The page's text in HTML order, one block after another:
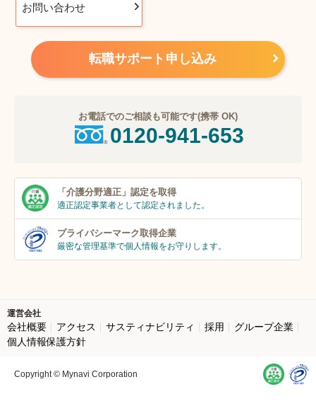
お問い合わせ
転職サポート申し込み
お電話でのご相談も可能です(携帯 OK)
0120-941-653
「介護分野適正」 認定を取得
適正認定事業者として認定されました。
プライバシーマーク取得企業
厳密な管理基準で個人情報をお守りします。
運営会社
会社概要 アクセス サスティナビリティ 採用
グループ企業
個人情報保護方針
Copyright © Mynavi Corporation